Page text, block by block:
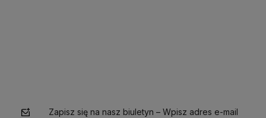
Zapisz się na nasz biuletyn – Wpisz adres e-mail